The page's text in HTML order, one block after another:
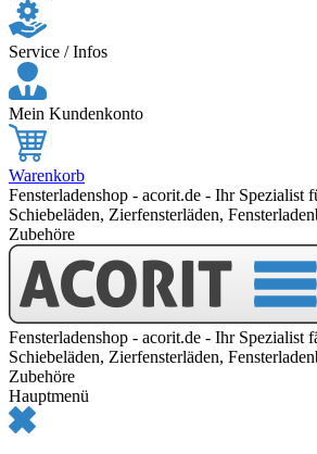
Service / Infos
Mein Kundenkonto
Warenkorb
Fensterladenshop - acorit.de - Ihr Spezialist
Schiebeläden, Zierfensterläden,
Zubehöre
Fensterladenshop - acorit.de - Ihr Spezialist
Schiebeläden, Zierfensterläden,
Zubehöre
Hauptmenü